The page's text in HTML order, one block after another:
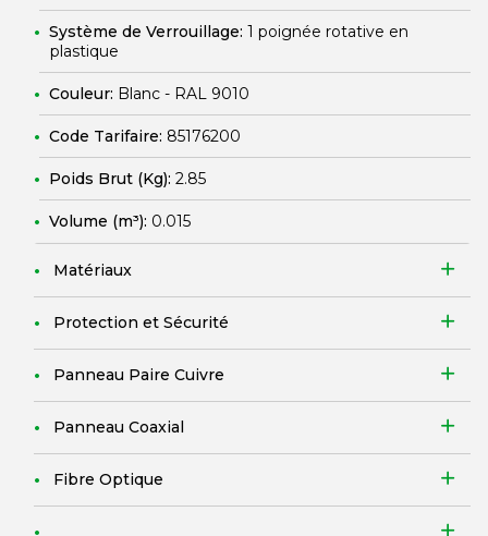
Système de Verrouillage: 1 poignée rotative en
plastique
Couleur: Blanc - RAL 9010
Code Tarifaire: 85176200
Poids Brut (Kg): 2.85
Volume (m³): 0.015
Matériaux
Protection et Sécurité
Panneau Paire Cuivre
Panneau Coaxial
Fibre Optique